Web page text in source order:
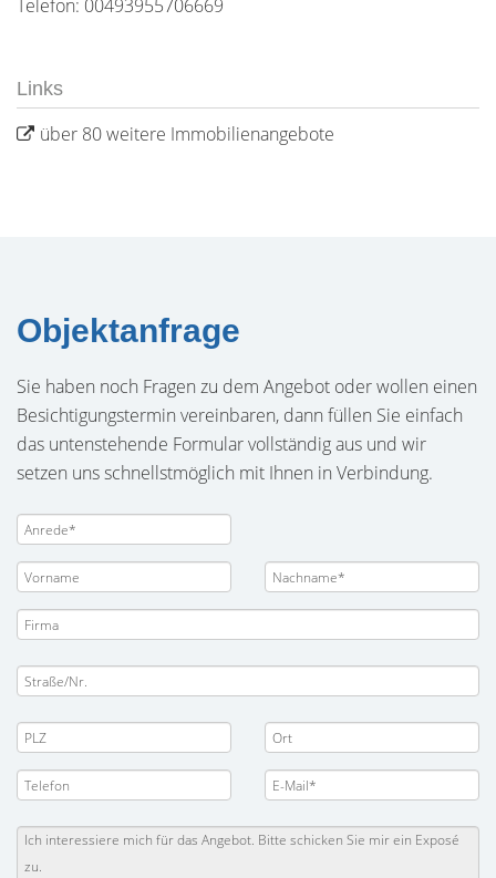
Telefon: 00493955706669
Links
über 80 weitere Immobilienangebote
Objektanfrage
Sie haben noch Fragen zu dem Angebot oder wollen einen
Besichtigungstermin vereinbaren, dann füllen Sie einfach
das untenstehende Formular vollständig aus und wir
setzen uns schnellstmöglich mit Ihnen in Verbindung.